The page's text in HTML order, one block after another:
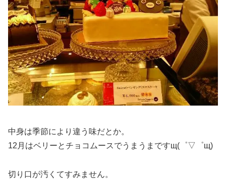
中身は季節により違う味だとか。
12月はベリーとチョコムースでうまうまですщ(゜▽゜щ)
切り口が汚くてすみません。